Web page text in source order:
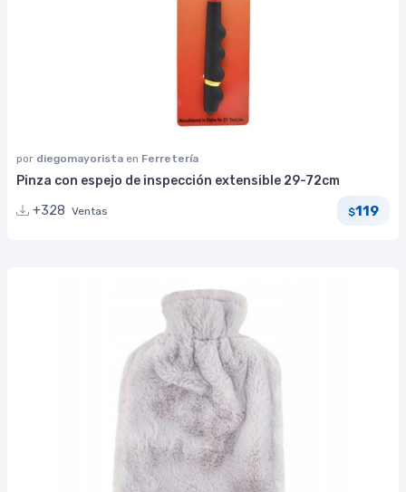
por diegomayorista en Ferretería
Pinza con espejo de inspección extensible 29-72cm
+328 Ventas $119